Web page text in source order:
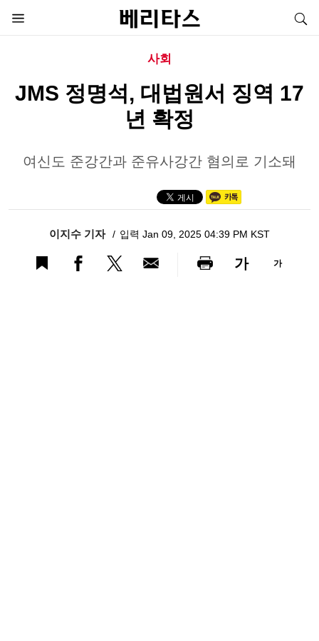
사회
JMS 정명석, 대법원서 징역 17
년 확정
여신도 준강간과 준유사강간 혐의로 기소돼
이지수 기자 입력 Jan 09, 2025 04:39 PM KST
가 가